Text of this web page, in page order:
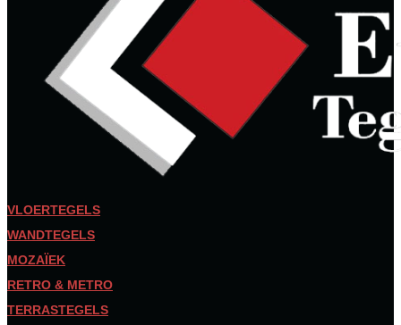
VLOERTEGELS
WANDTEGELS
MOZAÏEK
RETRO & METRO
TERRASTEGELS